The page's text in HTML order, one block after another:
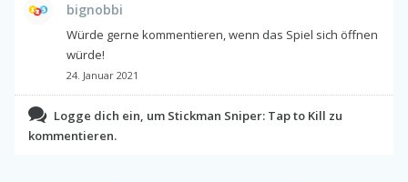
bignobbi
Würde gerne kommentieren, wenn das Spiel sich öffnen
würde!
24. Januar 2021
Logge dich ein, um Stickman Sniper: Tap to Kill zu
kommentieren.